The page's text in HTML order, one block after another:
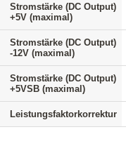
Stromstärke (DC Output)
+5V (maximal)
Stromstärke (DC Output)
-12V (maximal)
Stromstärke (DC Output)
+5VSB (maximal)
Leistungsfaktorkorrektur